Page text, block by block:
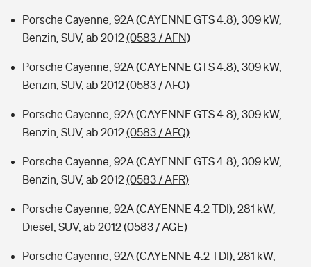
Porsche Cayenne, 92A (CAYENNE GTS 4.8), 309 kW,
Benzin, SUV, ab 2012(0583 / AFN)
Porsche Cayenne, 92A (CAYENNE GTS 4.8), 309 kW,
Benzin, SUV, ab 2012(0583 / AFO)
Porsche Cayenne, 92A (CAYENNE GTS 4.8), 309 kW,
Benzin, SUV, ab 2012(0583 / AFQ)
Porsche Cayenne, 92A (CAYENNE GTS 4.8), 309 kW,
Benzin, SUV, ab 2012(0583 / AFR)
Porsche Cayenne, 92A (CAYENNE 4.2 TDI), 281 kW,
Diesel, SUV, ab 2012(0583 / AGE)
Porsche Cayenne, 92A (CAYENNE 4.2 TDI), 281 kW,